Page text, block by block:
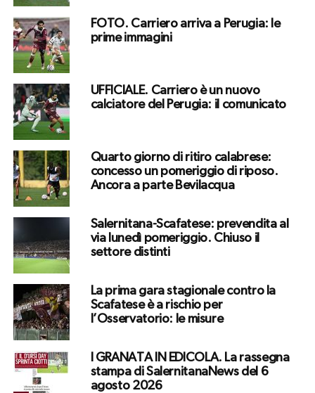
FOTO. Carriero arriva a Perugia: le
prime immagini
UFFICIALE. Carriero è un nuovo
calciatore del Perugia: il comunicato
Quarto giorno di ritiro calabrese:
concesso un pomeriggio di riposo.
Ancora a parte Bevilacqua
Salernitana-Scafatese: prevendita al
via lunedì pomeriggio. Chiuso il
settore distinti
La prima gara stagionale contro la
Scafatese è a rischio per
l’Osservatorio: le misure
I GRANATA IN EDICOLA. La rassegna
stampa di SalernitanaNews del 6
agosto 2026